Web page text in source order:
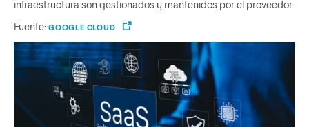
infraestructura son gestionados y mantenidos por el proveedor.
Fuente: GOOGLE CLOUD